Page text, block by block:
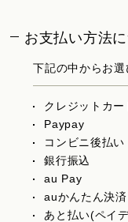
お支払い方法
下記の中からお選
クレジットカー
Paypay
コンビニ後払い
銀行振込
au Pay
auかんたん決済
あと払い(ペイ